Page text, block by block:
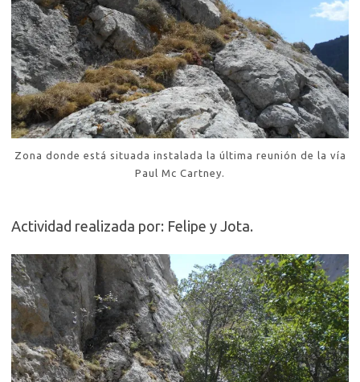
Zona donde está situada instalada la última reunión de la vía
Paul Mc Cartney.
Actividad realizada por: Felipe y Jota.